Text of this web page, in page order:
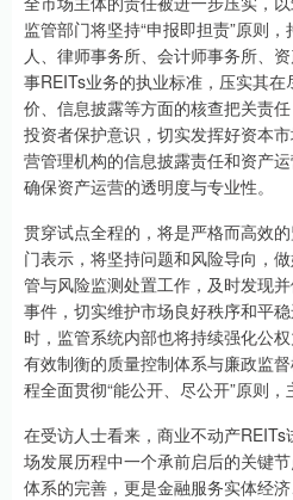
监管部门将坚持“申报即担责”原则
人、律师事务所、会计师事务所、
事REITs业务的执业标准，压实其
价、信息披露等方面的核查把关责
投资者保护意识，切实发挥好资本
营管理机构的信息披露责任和资产
确保资产运营的透明度与专业性。
贯穿试点全程的，将是严格而高效
门表示，将坚持问题和风险导向，
管与风险监测处置工作，及时发现
事件，切实维护市场良好秩序和平
时，监管系统内部也将持续强化公
有效制衡的质量控制体系与廉政监
程全面贯彻“能公开、尽公开”原则，
在受访人士看来，商业不动产
场发展历程中一个承前启后的关键
体系的完善，更是金融服务实体经